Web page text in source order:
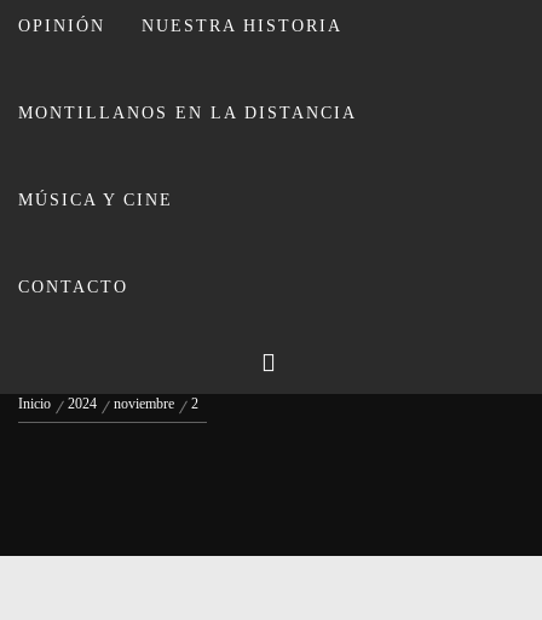
OPINIÓN NUESTRA HISTORIA
MONTILLANOS EN LA DISTANCIA
MÚSICA Y CINE
CONTACTO
Inicio 2024 noviembre 2